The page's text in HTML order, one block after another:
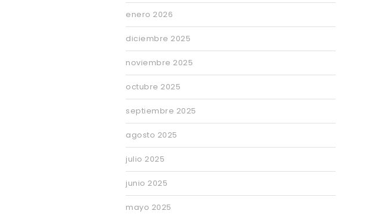
enero 2026
diciembre 2025
noviembre 2025
octubre 2025
septiembre 2025
agosto 2025
julio 2025
junio 2025
mayo 2025